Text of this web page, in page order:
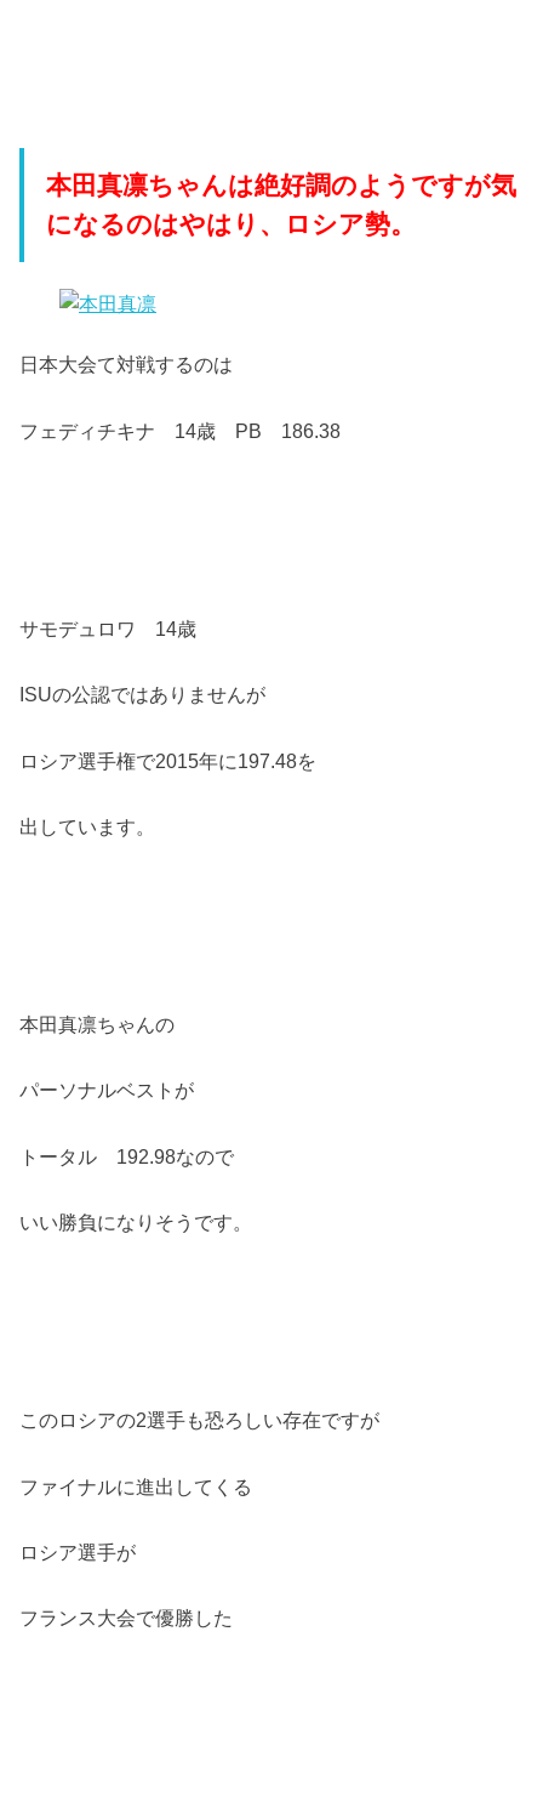
本田真凛ちゃんは絶好調のようですが気
になるのはやはり、ロシア勢。
日本大会て対戦するのは
フェディチキナ 14歳 PB 186.38
サモデュロワ 14歳
ISUの公認ではありませんが
ロシア選手権で2015年に197.48を
出しています。
本田真凛ちゃんの
パーソナルベストが
トータル 192.98なので
いい勝負になりそうです。
このロシアの2選手も恐ろしい存在ですが
ファイナルに進出してくる
ロシア選手が
フランス大会で優勝した